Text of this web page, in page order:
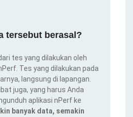
tersebut berasal?
tes yang dilakukan oleh
Tes yang dilakukan pada
langsung di lapangan.
juga, yang harus Anda
aplikasi nPerf ke
banyak data, semakin